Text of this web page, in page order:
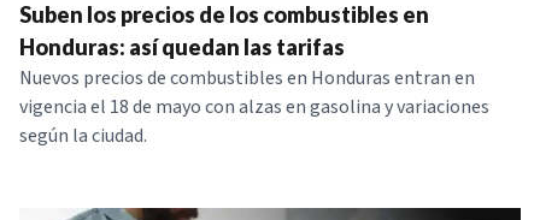
Suben los precios de los combustibles en
Honduras: así quedan las tarifas
Nuevos precios de combustibles en Honduras entran en
vigencia el 18 de mayo con alzas en gasolina y variaciones
según la ciudad.